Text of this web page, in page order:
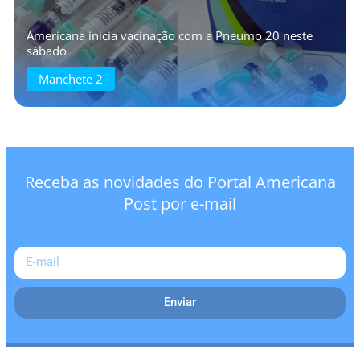
Americana inicia vacinação com a Pneumo 20 neste
sábado
Manchete 2
Receba as novidades do Portal Americana
Post por e-mail
Enviar